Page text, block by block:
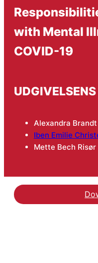
with Mental
COVID-19
Alexandra
Iben Emilie
Mette Bech Risør